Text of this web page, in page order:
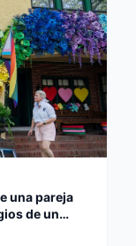
una pareja
de un